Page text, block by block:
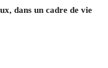
dans un cadre de vie